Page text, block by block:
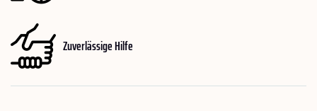
Zuverlässige Hilfe